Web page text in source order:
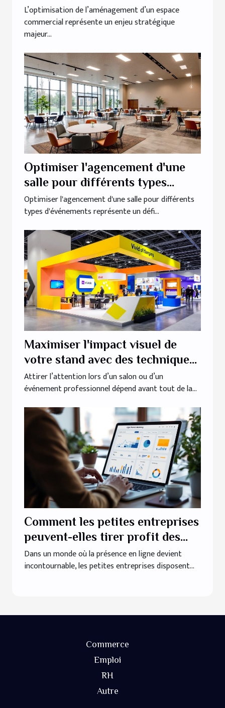
commercial pour maximiser sa
fonctionnalité?
L’optimisation de l’aménagement d’un espace
commercial représente un enjeu stratégique
majeur...
Optimiser l'agencement d'une
salle pour différents types
d'événements
Optimiser l'agencement d'une salle pour différents
types d'événements représente un défi...
Maximiser l'impact visuel de
votre stand avec des techniques
créatives
Attirer l’attention lors d’un salon ou d’un
événement professionnel dépend avant tout de la...
Comment les petites entreprises
peuvent-elles tirer profit des
outils de marketing numérique ?
Dans un monde où la présence en ligne devient
incontournable, les petites entreprises disposent...
Commerce
Emploi
RH
Autre